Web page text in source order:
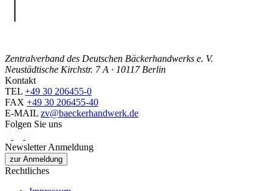
Zentralverband des Deutschen Bäckerhandwerks e. V.
Neustädtische Kirchstr. 7 A · 10117 Berlin
Kontakt
TEL +49 30 206455-0
FAX +49 30 206455-40
E-MAIL zv@baeckerhandwerk.de
Folgen Sie uns
Newsletter Anmeldung
zur Anmeldung
Rechtliches